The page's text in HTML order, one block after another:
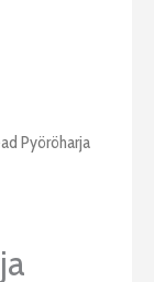
Pyöröharja